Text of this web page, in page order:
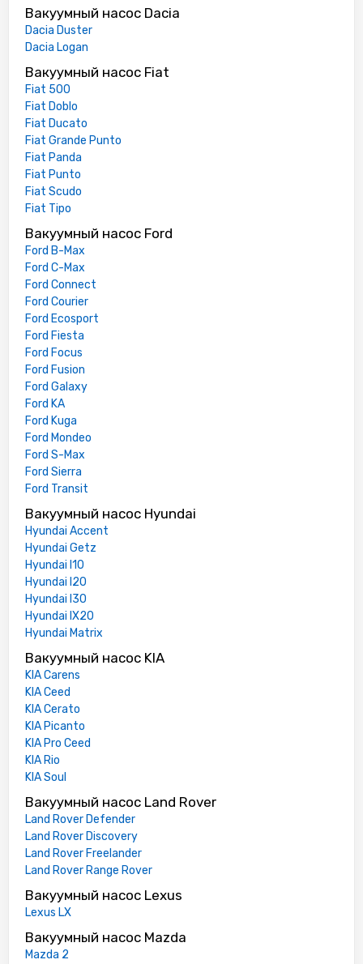
Вакуумный насос Dacia
Dacia Duster
Dacia Logan
Вакуумный насос Fiat
Fiat 500
Fiat Doblo
Fiat Ducato
Fiat Grande Punto
Fiat Panda
Fiat Punto
Fiat Scudo
Fiat Tipo
Вакуумный насос Ford
Ford B-Max
Ford C-Max
Ford Connect
Ford Courier
Ford Ecosport
Ford Fiesta
Ford Focus
Ford Fusion
Ford Galaxy
Ford KA
Ford Kuga
Ford Mondeo
Ford S-Max
Ford Sierra
Ford Transit
Вакуумный насос Hyundai
Hyundai Accent
Hyundai Getz
Hyundai I10
Hyundai I20
Hyundai I30
Hyundai IX20
Hyundai Matrix
Вакуумный насос KIA
KIA Carens
KIA Ceed
KIA Cerato
KIA Picanto
KIA Pro Ceed
KIA Rio
KIA Soul
Вакуумный насос Land Rover
Land Rover Defender
Land Rover Discovery
Land Rover Freelander
Land Rover Range Rover
Вакуумный насос Lexus
Lexus LX
Вакуумный насос Mazda
Mazda 2